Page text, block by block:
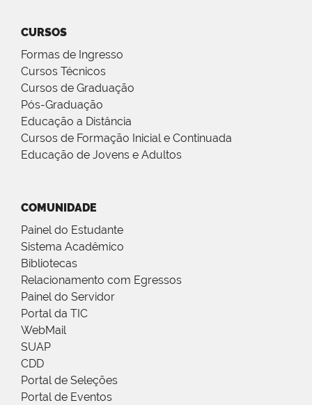
CURSOS
Formas de Ingresso
Cursos Técnicos
Cursos de Graduação
Pós-Graduação
Educação a Distância
Cursos de Formação Inicial e Continuada
Educação de Jovens e Adultos
COMUNIDADE
Painel do Estudante
Sistema Acadêmico
Bibliotecas
Relacionamento com Egressos
Painel do Servidor
Portal da TIC
WebMail
SUAP
CDD
Portal de Seleções
Portal de Eventos